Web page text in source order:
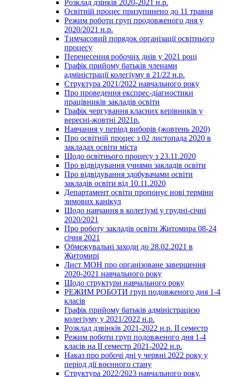
Розклад дзінків 2020-2021 н.р.
Освітній процес призупинено до 11 травня
Режим роботи груп продовженого дня у
2020/2021 н.р.
Тимчасовий порядок організації освітнього
процесу
Перенесення робочих днів у 2021 році
Графік прийому батьків членами
адміністрації колегіуму в 21/22 н.р.
Структура 2021/2022 навчального року
Про проведення експрес-діагностики
працівників закладів освіти
Графік чергування класних керівників у
вересні-жовтні 2021р.
Навчання у період виборів (жовтень 2020)
Про освітній процес з 02 листопада 2020 в
закладах освіти міста
Щодо освітнього процесу з 23.11.2020
Про відвідування учнями закладів освіти
Про відвідування здобувачами освіти
закладів освіти від 10.11.2020
Департамент освіти пропонує нові терміни
зимових канікул
Щодо навчання в колегіумі у грудні-січні
2020/2021
Про роботу закладів освіти Житомира 08-24
січня 2021
Обмежувальні заходи до 28.02.2021 в
Житомирі
Лист МОН про організоване завершення
2020-2021 навчального року
Щодо структури навчального року
РЕЖИМ РОБОТИ груп подовженого дня 1-4
класів
Графік прийому батьків адміністрацією
колегіуму у 2021/2022 н.р.
Розклад дзвінків 2021-2022 н.р. ІІ семестр
Режим роботи груп подовженого дня 1-4
класів на ІІ семестр 2021-2022 н.р.
Наказ про робочі дні у червні 2022 року у
період дії воєнного стану
Структура 2022/2023 навчального року,